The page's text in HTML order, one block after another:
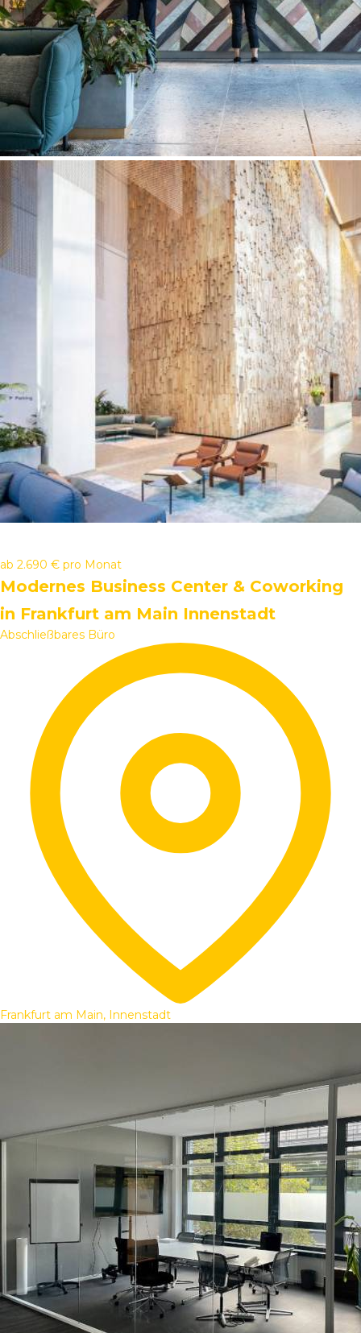
ab 2.690 € pro Monat
Modernes Business Center & Coworking
in Frankfurt am Main Innenstadt
Abschließbares Büro
Frankfurt am Main, Innenstadt